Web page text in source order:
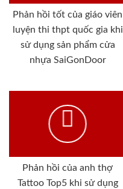
Phản hồi tốt của giáo viên
luyện thi thpt quốc gia khi
sử dụng sản phẩm cửa
nhựa SaiGonDoor
Phản hồi của anh thợ
Tattoo Top5 khi sử dụng